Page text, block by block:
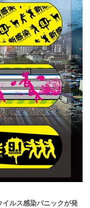
ルス感染パニックが発